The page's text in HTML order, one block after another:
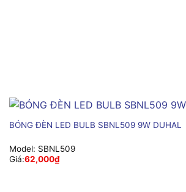
BÓNG ĐÈN LED BULB SBNL509 9W DUHAL
Model: SBNL509
Giá:62,000₫